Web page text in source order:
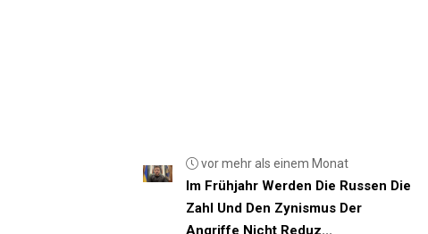
vor mehr als einem Monat
Im Frühjahr Werden Die Russen Die
Zahl Und Den Zynismus Der
Angriffe Nicht Reduz...